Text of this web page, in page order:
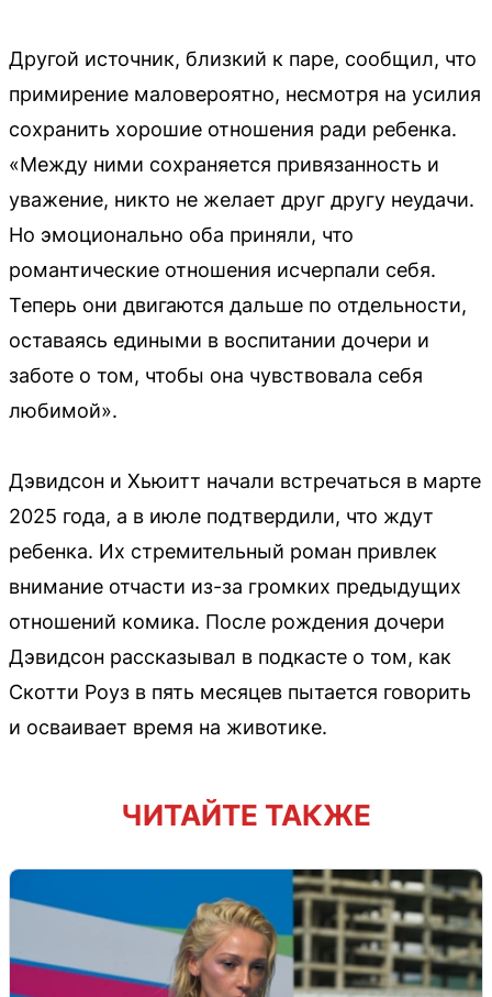
Другой источник, близкий к паре, сообщил, что
примирение маловероятно, несмотря на усилия
сохранить хорошие отношения ради ребенка.
«Между ними сохраняется привязанность и
уважение, никто не желает друг другу неудачи.
Но эмоционально оба приняли, что
романтические отношения исчерпали себя.
Теперь они двигаются дальше по отдельности,
оставаясь едиными в воспитании дочери и
заботе о том, чтобы она чувствовала себя
любимой».
Дэвидсон и Хьюитт начали встречаться в марте
2025 года, а в июле подтвердили, что ждут
ребенка. Их стремительный роман привлек
внимание отчасти из-за громких предыдущих
отношений комика. После рождения дочери
Дэвидсон рассказывал в подкасте о том, как
Скотти Роуз в пять месяцев пытается говорить
и осваивает время на животике.
ЧИТАЙТЕ ТАКЖЕ